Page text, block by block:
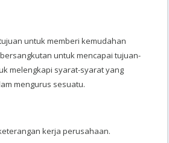
untuk memberi kemudahan
untuk mencapai tujuan-
melengkapi syarat-syarat yang
mengurus sesuatu.
kerja perusahaan.